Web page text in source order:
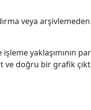
veya arşivlemeden
yaklaşımının
ve doğru bir grafik